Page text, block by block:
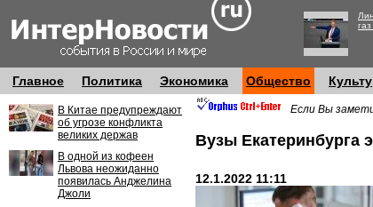
Главное Политика Экономика Общество
В Китае предупреждают
об угрозе конфликта
великих держав
В одной из кофеен
Львова неожиданно
появилась Анджелина
Джоли
Если Вы
Вузы Екатеринбурга
12.1.2022 11:11